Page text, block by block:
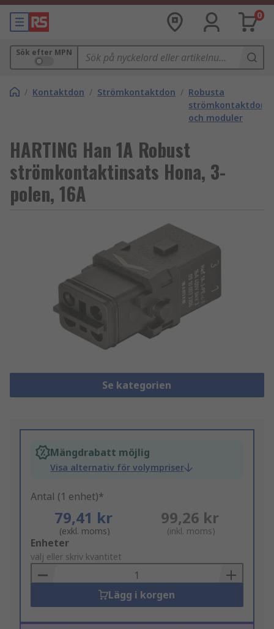
0
Sök efter MPN
/ Kontaktdon / Strömkontaktdon / Robusta
och moduler
HARTING Han 1A Robust
strömkontaktinsats Hona, 3-
polen, 16A
Se kategorien
Mängdrabatt möjlig
Visa alternativ för volympriser
Antal (1 enhet)*
79,41 kr
(exkl. moms)
99,26 kr
(inkl. moms)
Add
to
Basket
Enheter
välj eller skriv kvantitet
Lägg i korgen